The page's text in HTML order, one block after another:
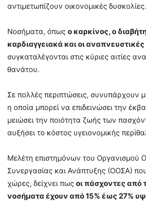
αντιμετωπίζουν οικονομικές δυσκολίες.
Νοσήματα, όπως ο καρκίνος, ο
καρδιαγγειακά και οι
συγκαταλέγονται στις κύριες αιτίες
θανάτου.
Σε πολλές περιπτώσεις, συνυπάρχουν
η οποία μπορεί να επιδεινώσει την
μειώσει την ποιότητα ζωής των
αυξήσει το κόστος υγειονομικής
Μελέτη επιστημόνων του Οργανισμού
Συνεργασίας και Ανάπτυξης (ΟΟΣΑ)
χώρες, δείχνει πως οι πάσχοντες
νοσήματα έχουν από 15% έως 27%